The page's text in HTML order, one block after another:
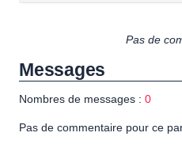
Pas de
Messages
Nombres de messages : 0
Pas de commentaire pour ce